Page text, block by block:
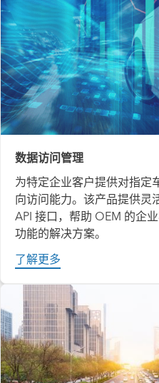
数据访问管理
为特定企业客户提供对指定
向访问能力。该产品提供灵
API 接口，帮助 OEM 的企
功能的解决方案。
了解更多